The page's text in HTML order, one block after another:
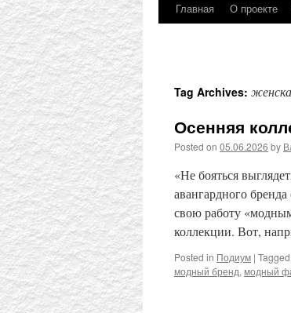
Главная О проекте
Tag Archives:
Осенняя
Posted on 05.06.2026 by
«Не бояться
авангардного
свою работу
коллекции. Вот,
Posted in Подиум | Tagged
модный бренд, модный